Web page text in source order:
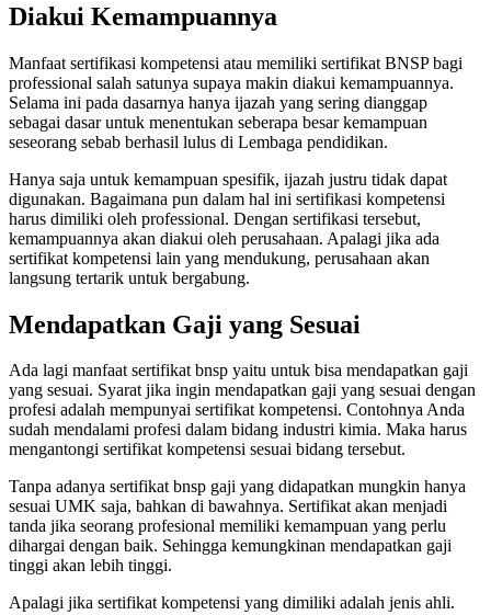
Diakui Kemampuannya
Manfaat sertifikasi kompetensi atau memiliki sertifikat BNSP bagi
professional salah satunya supaya makin diakui kemampuannya.
Selama ini pada dasarnya hanya ijazah yang sering dianggap
sebagai dasar untuk menentukan seberapa besar kemampuan
seseorang sebab berhasil lulus di Lembaga pendidikan.
Hanya saja untuk kemampuan spesifik, ijazah justru tidak dapat
digunakan. Bagaimana pun dalam hal ini sertifikasi kompetensi
harus dimiliki oleh professional. Dengan sertifikasi tersebut,
kemampuannya akan diakui oleh perusahaan. Apalagi jika ada
sertifikat kompetensi lain yang mendukung, perusahaan akan
langsung tertarik untuk bergabung.
Mendapatkan Gaji yang Sesuai
Ada lagi manfaat sertifikat bnsp yaitu untuk bisa mendapatkan gaji
yang sesuai. Syarat jika ingin mendapatkan gaji yang sesuai dengan
profesi adalah mempunyai sertifikat kompetensi. Contohnya Anda
sudah mendalami profesi dalam bidang industri kimia. Maka harus
mengantongi sertifikat kompetensi sesuai bidang tersebut.
Tanpa adanya sertifikat bnsp gaji yang didapatkan mungkin hanya
sesuai UMK saja, bahkan di bawahnya. Sertifikat akan menjadi
tanda jika seorang profesional memiliki kemampuan yang perlu
dihargai dengan baik. Sehingga kemungkinan mendapatkan gaji
tinggi akan lebih tinggi.
Apalagi jika sertifikat kompetensi yang dimiliki adalah jenis ahli.